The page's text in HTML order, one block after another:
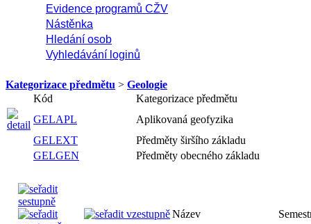
Evidence programů CŽV
Nástěnka
Hledání osob
Vyhledávání loginů
Kategorizace předmětu > Geologie
Kód
Kategorizace předmětu
GELAPL
Aplikovaná geofyzika
GELEXT
Předměty širšího základu
GELGEN
Předměty obecného základu
Název